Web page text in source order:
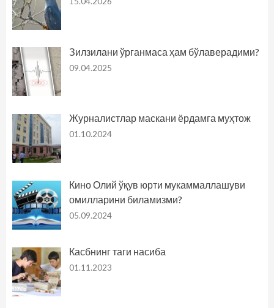
Зилзилани ўрганмаса ҳам бўлаверадими?
09.04.2025
Журналистлар маскани ёрдамга муҳтож
01.10.2024
Кино Олий ўқув юрти мукаммаллашуви
омилларини биламизми?
05.09.2024
Касбнинг таги насиба
01.11.2023